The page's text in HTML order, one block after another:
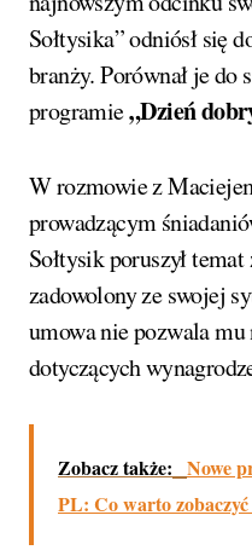
Sołtysika” odniósł się
branży. Porównał je do
programie„Dzień
W rozmowie z
prowadzącym
Sołtysik poruszył
zadowolony ze swojej
umowa nie pozwala mu
dotyczących
Zobacz także: Nowe
PL: Co warto